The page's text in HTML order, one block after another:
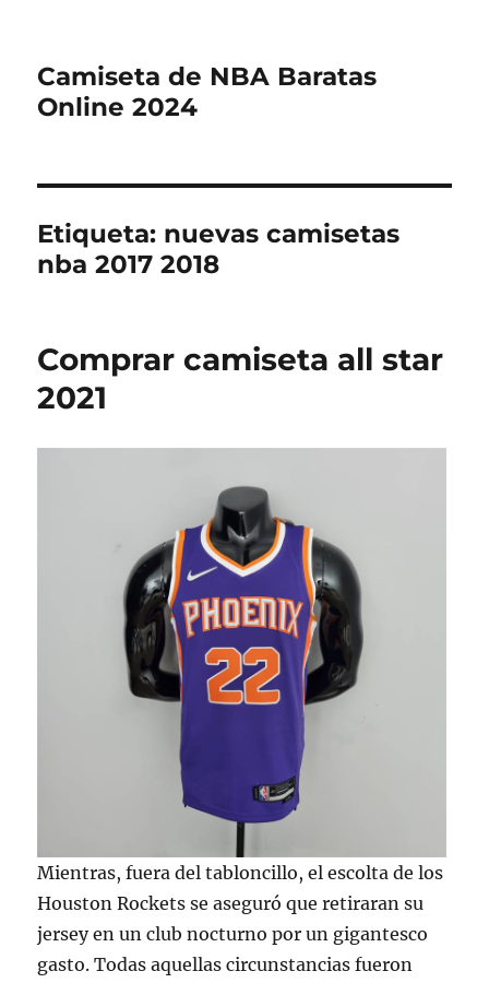
Camiseta de NBA Baratas
Online 2024
Etiqueta: nuevas camisetas
nba 2017 2018
Comprar camiseta all star
2021
Mientras, fuera del tabloncillo, el escolta de los
Houston Rockets se aseguró que retiraran su
jersey en un club nocturno por un gigantesco
gasto. Todas aquellas circunstancias fueron